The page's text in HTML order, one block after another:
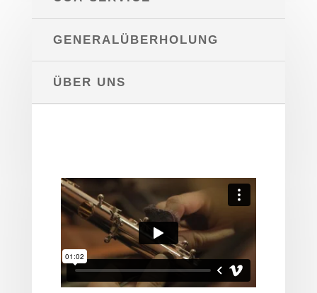
GENERALÜBERHOLUNG
ÜBER UNS